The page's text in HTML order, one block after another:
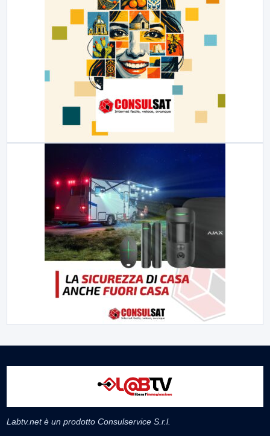
Labtv.net è un prodotto Consulservice S.r.l.